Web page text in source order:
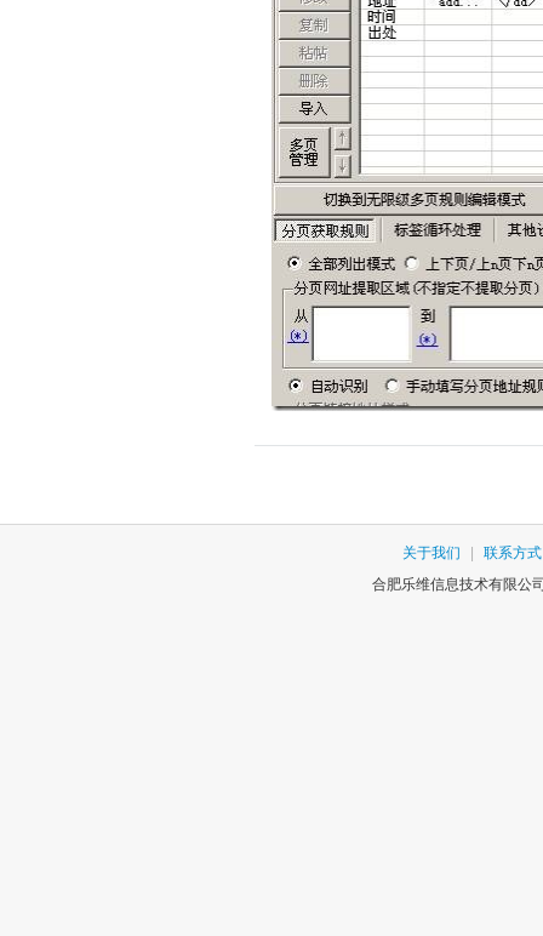
关于我们
联系方式
合肥乐维信息技术有限公